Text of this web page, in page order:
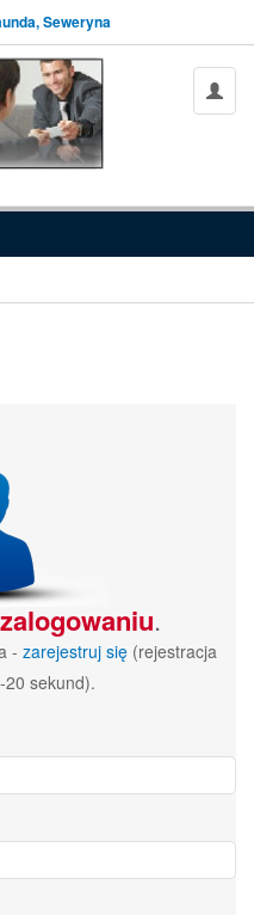
Seweryna
zalogowaniu.
- zarejestruj się(rejestracja
sekund).